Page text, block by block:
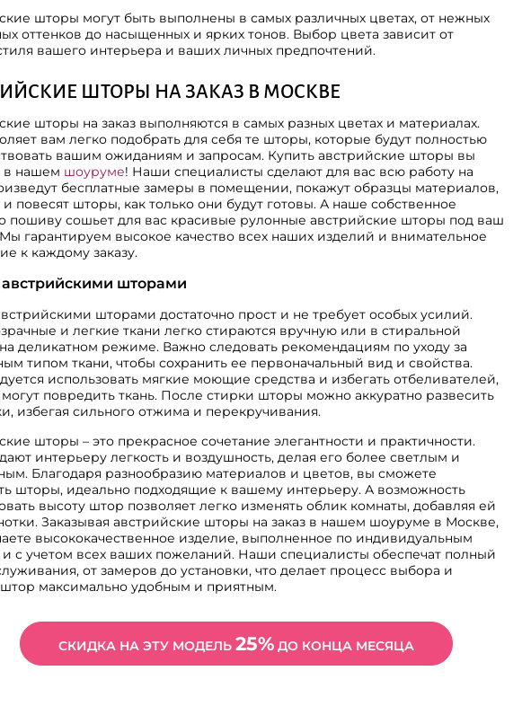
шторы могут быть выполнены в самых различных цветах, от нежных
оттенков до насыщенных и ярких тонов. Выбор цвета зависит от
вашего интерьера и ваших личных предпочтений.
ШТОРЫ НА ЗАКАЗ В МОСКВЕ
шторы на заказ выполняются в самых разных цветах и материалах.
вам легко подобрать для себя те шторы, которые будут полностью
вашим ожиданиям и запросам. Купить австрийские шторы вы
в нашем шоуруме! Наши специалисты сделают для вас всю работу на
бесплатные замеры в помещении, покажут образцы материалов,
и повесят шторы, как только они будут готовы. А наше собственное
пошиву сошьет для вас красивые рулонные австрийские шторы под ваш
гарантируем высокое качество всех наших изделий и внимательное
к каждому заказу.
австрийскими шторами
шторами достаточно прост и не требует особых усилий.
и легкие ткани легко стираются вручную или в стиральной
деликатном режиме. Важно следовать рекомендациям по уходу за
типом ткани, чтобы сохранить ее первоначальный вид и свойства.
использовать мягкие моющие средства и избегать отбеливателей,
повредить ткань. После стирки шторы можно аккуратно развесить
избегая сильного отжима и перекручивания.
шторы – это прекрасное сочетание элегантности и практичности.
интерьеру легкость и воздушность, делая его более светлым и
Благодаря разнообразию материалов и цветов, вы сможете
шторы, идеально подходящие к вашему интерьеру. А возможность
высоту штор позволяет легко изменять облик комнаты, добавляя ей
Заказывая австрийские шторы на заказ в нашем шоуруме в Москве,
высококачественное изделие, выполненное по индивидуальным
с учетом всех ваших пожеланий. Наши специалисты обеспечат полный
от замеров до установки, что делает процесс выбора и
максимально удобным и приятным.
СКИДКА НА ЭТУ МОДЕЛЬ 25%ДО КОНЦА МЕСЯЦА